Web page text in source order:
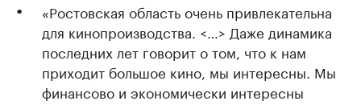
«Ростовская область очень привлекательна
для кинопроизводства. <…> Даже динамика
последних лет говорит о том, что к нам
приходит большое кино, мы интересны. Мы
финансово и экономически интересны